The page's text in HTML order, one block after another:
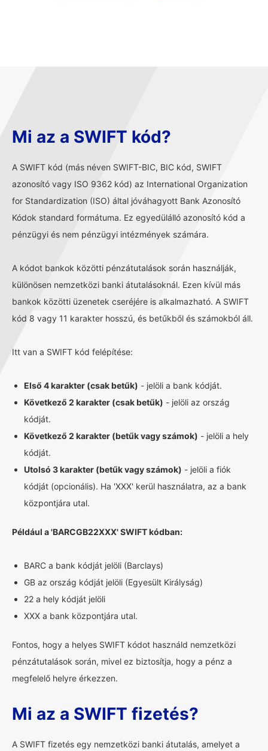
Mi az a SWIFT kód?
A SWIFT kód (más néven SWIFT-BIC, BIC kód, SWIFT
azonosító vagy ISO 9362 kód) az International Organization
for Standardization (ISO) által jóváhagyott Bank Azonosító
Kódok standard formátuma. Ez egyedülálló azonosító kód a
pénzügyi és nem pénzügyi intézmények számára.
A kódot bankok közötti pénzátutalások során használják,
különösen nemzetközi banki átutalásoknál. Ezen kívül más
bankok közötti üzenetek cseréjére is alkalmazható. A SWIFT
kód 8 vagy 11 karakter hosszú, és betűkből és számokból áll.
Itt van a SWIFT kód felépítése:
Első 4 karakter (csak betűk) - jelöli a bank kódját.
Következő 2 karakter (csak betűk) - jelöli az ország
kódját.
Következő 2 karakter (betűk vagy számok) - jelöli a hely
kódját.
Utolsó 3 karakter (betűk vagy számok) - jelöli a fiók
kódját (opcionális). Ha 'XXX' kerül használatra, az a bank
központjára utal.
Például a 'BARCGB22XXX' SWIFT kódban:
BARC a bank kódját jelöli (Barclays)
GB az ország kódját jelöli (Egyesült Királyság)
22 a hely kódját jelöli
XXX a bank központjára utal.
Fontos, hogy a helyes SWIFT kódot használd nemzetközi
pénzátutalások során, mivel ez biztosítja, hogy a pénz a
megfelelő helyre érkezzen.
Mi az a SWIFT fizetés?
A SWIFT fizetés egy nemzetközi banki átutalás, amelyet a